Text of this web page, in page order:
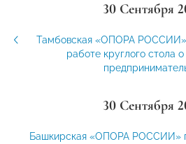
30 Сентября
Тамбовская «ОПОРА РОССИИ»
работе круглого стола
30 Сентября
Башкирская «ОПОРА РОССИИ»